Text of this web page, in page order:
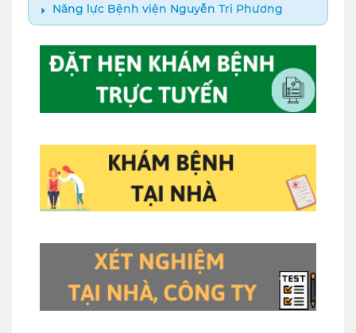
Năng lực Bệnh viện Nguyễn Tri Phương